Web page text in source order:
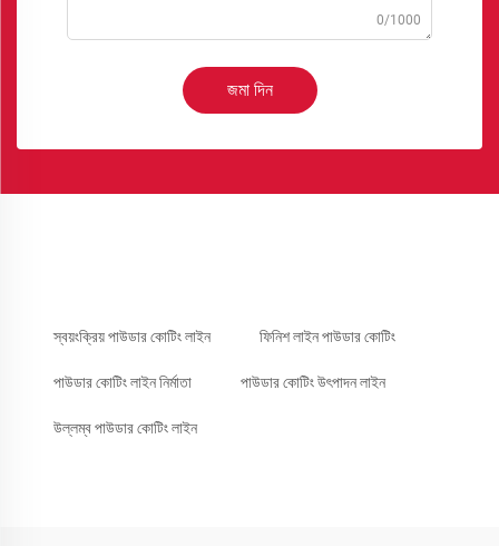
0/1000
জমা দিন
স্বয়ংক্রিয় পাউডার কোটিং লাইন ফিনিশ লাইন পাউডার কোটিং
পাউডার কোটিং লাইন নির্মাতা পাউডার কোটিং উৎপাদন লাইন
উল্লম্ব পাউডার কোটিং লাইন